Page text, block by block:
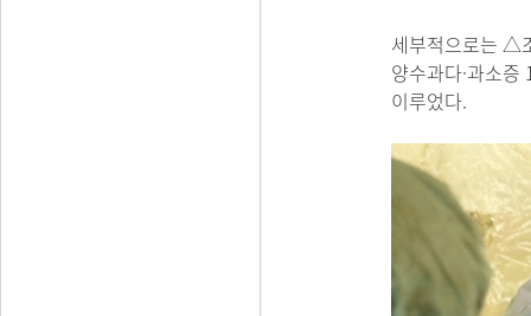
세부적으로는 △
양수과다·과소
이루었다.